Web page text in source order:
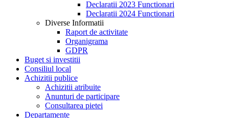
Declaratii 2023 Functionari
Declaratii 2024 Functionari
Diverse Informatii
Raport de activitate
Organigrama
GDPR
Buget si investitii
Consiliul local
Achizitii publice
Achizitii atribuite
Anunturi de participare
Consultarea pietei
Departamente